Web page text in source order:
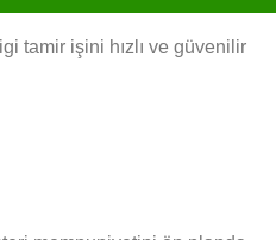
tamir işini hızlı ve güvenilir